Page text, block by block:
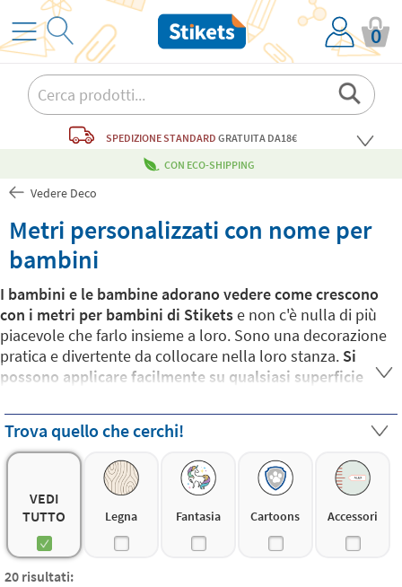
0
SPEDIZIONE STANDARD GRATUITADA18€
CON ECO-SHIPPING
Vedere Deco
Metri personalizzati con nome per
bambini
I bambini e le bambine adorano vedere come crescono
con i metri per bambini di Stiketse non c'è nulla di più
piacevole che farlo insieme a loro. Sono una decorazione
pratica e divertente da collocare nella loro stanza. Si
possono applicare facilmente su qualsiasi superficie
l'innovativo materiale tessile permette di toglierlo senza
lasciare segni sulla parete. Qual è il tuo preferito?
Trova quello che cerchi!
VEDI
TUTTO
Legna Fantasia Cartoons Accessori
20 risultati: